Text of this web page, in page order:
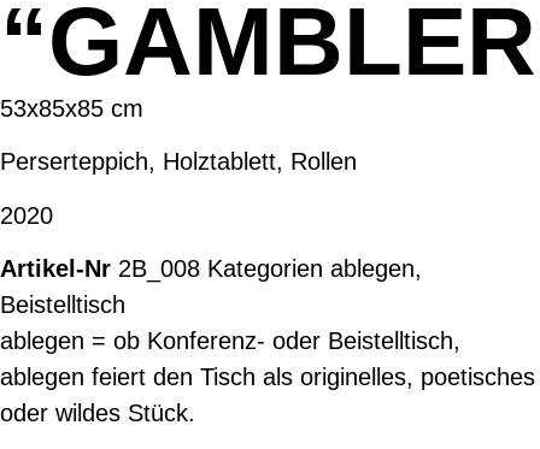
53x85x85 cm
Perserteppich, Holztablett, Rollen
2020
2B_008 Kategorien ablegen,
Beistelltisch
ablegen = ob Konferenz- oder Beistelltisch,
ablegen feiert den Tisch als originelles, poetisches
oder wildes Stück.